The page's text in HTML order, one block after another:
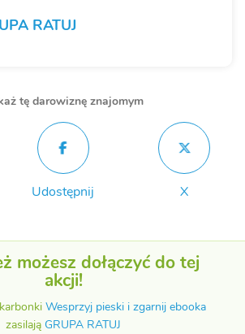
RATUJ
tę darowiznę znajomym
Udostępnij X
możesz dołączyć do tej
akcji!
Wesprzyj pieski i zgarnij ebooka
zasilają GRUPA RATUJ